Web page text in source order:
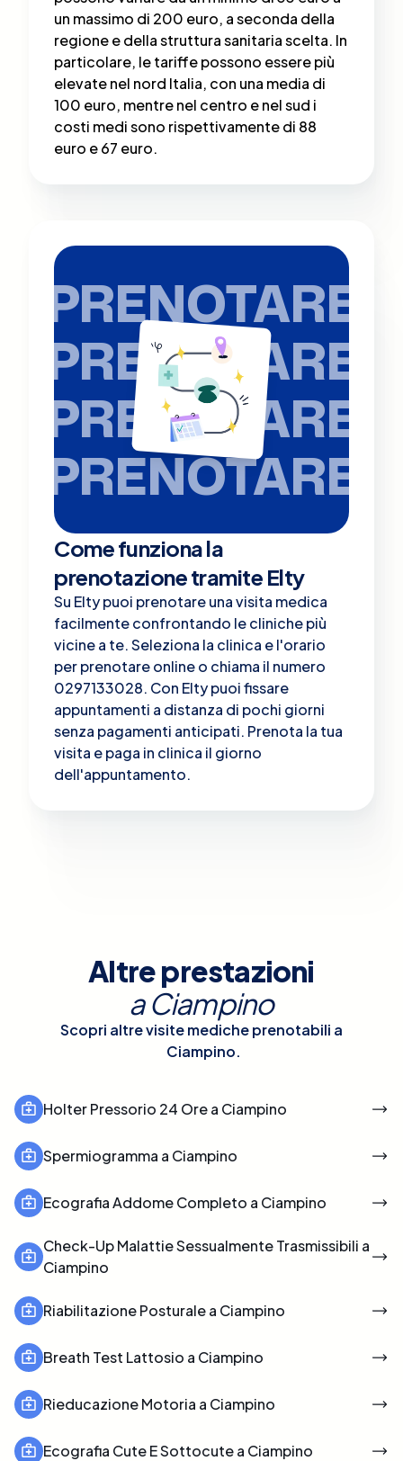
un massimo di 200 euro, a seconda della
regione e della struttura sanitaria scelta​. In
particolare, le tariffe possono essere più
elevate nel nord Italia, con una media di
100 euro, mentre nel centro e nel sud i
costi medi sono rispettivamente di 88
euro e 67 euro.
PRENOTARE
PRENOTARE
PRENOTARE
PRENOTARE
Come funziona la
prenotazione tramite Elty
Su Elty puoi prenotare una visita medica
facilmente confrontando le cliniche più
vicine a te. Seleziona la clinica e l'orario
per prenotare online o chiama il numero
0297133028. Con Elty puoi fissare
appuntamenti a distanza di pochi giorni
senza pagamenti anticipati. Prenota la tua
visita e paga in clinica il giorno
dell'appuntamento.
Altre prestazioni
aCiampino
Scopri altre visite mediche prenotabili a
Ciampino.
Holter Pressorio 24 Ore a Ciampino
Spermiogramma a Ciampino
Ecografia Addome Completo a Ciampino
Check-Up Malattie Sessualmente Trasmissibili a
Ciampino
Riabilitazione Posturale a Ciampino
Breath Test Lattosio a Ciampino
Rieducazione Motoria a Ciampino
Ecografia Cute E Sottocute a Ciampino